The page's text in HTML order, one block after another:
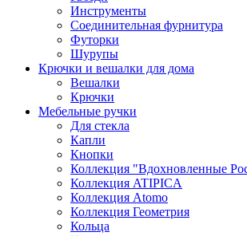
Инструменты
Соединительная фурнитура
Футорки
Шурупы
Крючки и вешалки для дома
Вешалки
Крючки
Мебельные ручки
Для стекла
Капли
Кнопки
Коллекция "Вдохновленные
Коллекция ATIPICA
Коллекция Atomo
Коллекция Геометрия
Кольца